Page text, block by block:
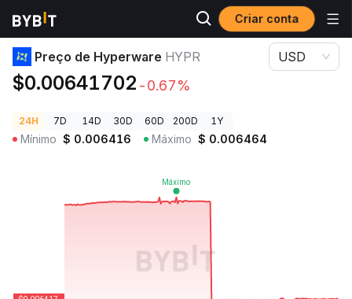
Criar conta
Preços de Criptomoedas Preço de Hyperware HYPR
Preço de Hyperware HYPR
$0.00641702 -0.67%
USD
24H 7D 14D 30D 60D 200D 1Y
Mínimo $ 0.006416 Máximo $ 0.006464